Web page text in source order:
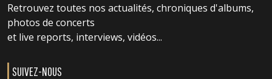
Retrouvez toutes nos actualités, chroniques d'albums,
photos de concerts
et live reports, interviews, vidéos...
SUIVEZ-NOUS